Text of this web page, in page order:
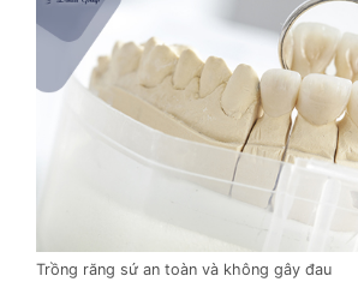
Trồng răng sứ an toàn và không gây đau